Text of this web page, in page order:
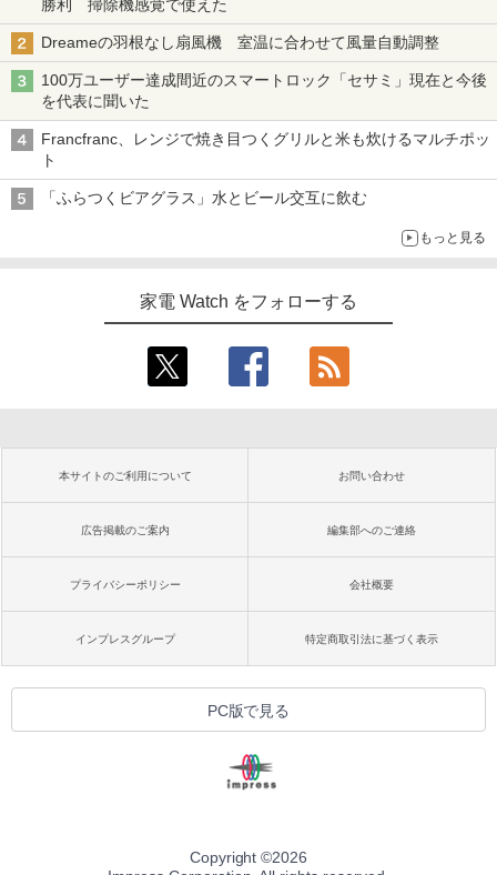
勝利 掃除機感覚で使えた
Dreameの羽根なし扇風機 室温に合わせて風量自動調整
100万ユーザー達成間近のスマートロック「セサミ」現在と今後
を代表に聞いた
Francfranc、レンジで焼き目つくグリルと米も炊けるマルチポッ
ト
「ふらつくビアグラス」水とビール交互に飲む
もっと見る
家電 Watch をフォローする
本サイトのご利用について お問い合わせ
広告掲載のご案内 編集部へのご連絡
プライバシーポリシー 会社概要
インプレスグループ 特定商取引法に基づく表示
PC版で見る
Copyright ©2026